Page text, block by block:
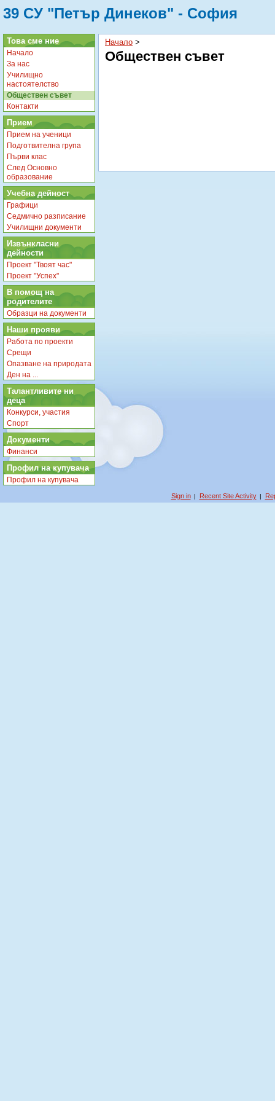
39 СУ "Петър Динеков" - София
Това сме ние
Начало
За нас
Училищно
настоятелство
Обществен съвет
Контакти
Прием
Прием на ученици
Подготвителна група
Първи клас
След Основно
образование
Учебна дейност
Графици
Седмично разписание
Училищни документи
Извънкласни
дейности
Проект "Твоят час"
Проект "Успех"
В помощ на
родителите
Образци на документи
Наши прояви
Работа по проекти
Срещи
Опазване на природата
Ден на ...
Талантливите ни
деца
Конкурси, участия
Спорт
Документи
Финанси
Профил на купувача
Профил на купувача
Начало ‎ > ‎
Обществен съвет
Sign in | Recent Site Activity |